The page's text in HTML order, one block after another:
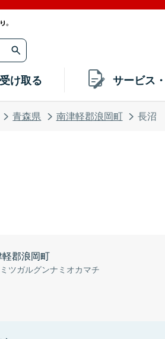
受け取る サービス
青森県 南津軽郡浪岡町 長沼
郡浪岡町
ツガルグンナミオカマチ